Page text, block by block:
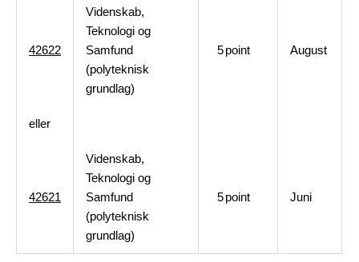
42622
Videnskab,
Teknologi og
Samfund
(polyteknisk
grundlag)
5point August
eller
42621
Videnskab,
Teknologi og
Samfund
(polyteknisk
grundlag)
5point Juni